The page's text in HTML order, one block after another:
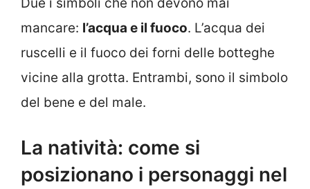
mancare: l’acqua e il fuoco. L’acqua dei
ruscelli e il fuoco dei forni delle botteghe
vicine alla grotta. Entrambi, sono il simbolo
del bene e del male.
La natività: come si
posizionano i personaggi nel